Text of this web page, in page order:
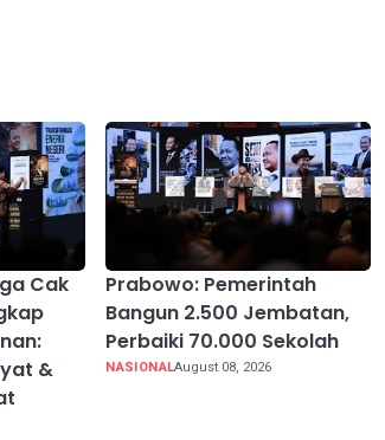
Cak
&
Prabowo: Pemerintah
Bangun 2.500 Jembatan,
Perbaiki 70.000 Sekolah
NASIONALAugust 08, 2026